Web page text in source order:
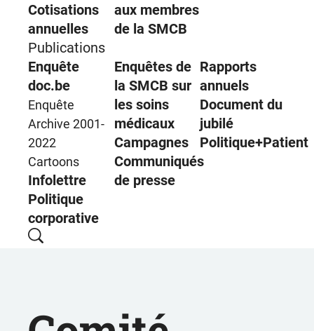
Cotisations
annuelles
aux membres
de la SMCB
Publications
Enquête
doc.be
Enquête
Archive 2001-
2022
Cartoons
Infolettre
Politique
corporative
Enquêtes de
la SMCB sur
les soins
médicaux
Campagnes
Communiqués
de presse
Rapports
annuels
Document du
jubilé
Politique+Patient